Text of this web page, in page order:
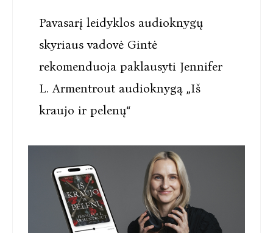
Pavasarį leidyklos audioknygų
skyriaus vadovė Gintė
rekomenduoja paklausyti Jennifer
L. Armentrout audioknygą „Iš
kraujo ir pelenų“